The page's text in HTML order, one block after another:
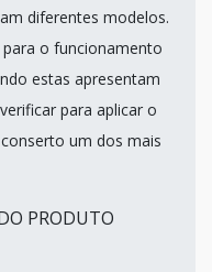
diferentes modelos.
para o funcionamento
estas apresentam
para aplicar o
um dos mais
PRODUTO